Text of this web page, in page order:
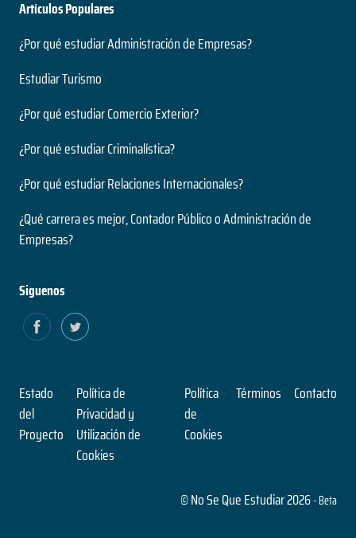
Artículos Populares
¿Por qué estudiar Administración de Empresas?
Estudiar Turismo
¿Por qué estudiar Comercio Exterior?
¿Por qué estudiar Criminalística?
¿Por qué estudiar Relaciones Internacionales?
¿Qué carrera es mejor, Contador Público o Administración de
Empresas?
Siguenos
Estado
del
Proyecto
Política de
Privacidad y
Utilización de
Cookies
Política
de
Cookies
Términos Contacto
© No Se Que Estudiar 2026- Beta